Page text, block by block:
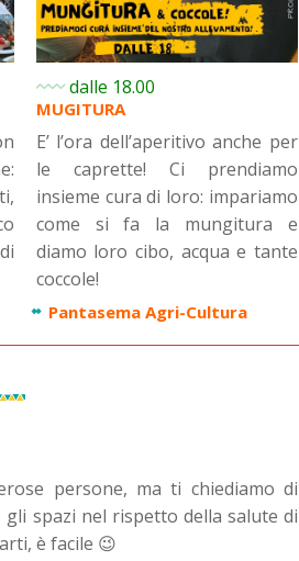
dalle 18.00
MUGITURA
E’ l’ora dell’aperitivo anche per
le caprette! Ci prendiamo
insieme cura di loro: impariamo
come si fa la mungitura e
diamo loro cibo, acqua e tante
coccole!
Pantasema Agri-Cultura
persone, ma ti chiediamo di
spazi nel rispetto della salute di
è facile 😉